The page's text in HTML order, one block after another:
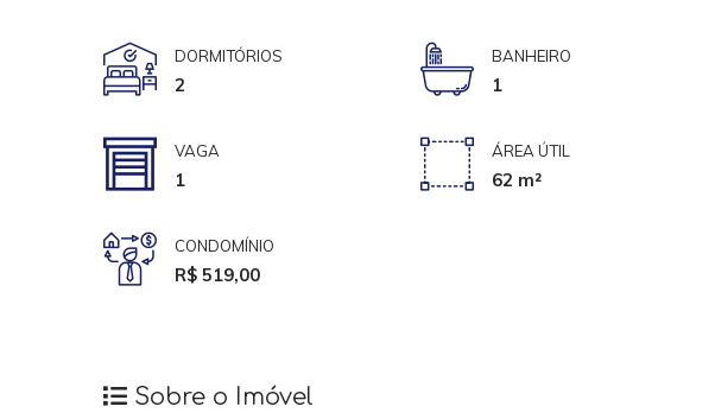
DORMITÓRIOS
2
BANHEIRO
1
VAGA
1
ÁREA ÚTIL
62 m²
CONDOMÍNIO
R$ 519,00
Sobre o Imóvel